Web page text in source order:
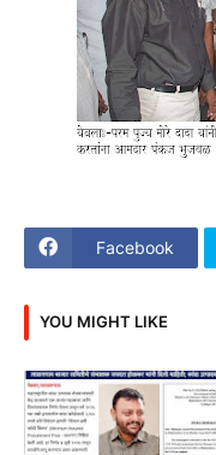
Facebook
YOU MIGHT LIKE